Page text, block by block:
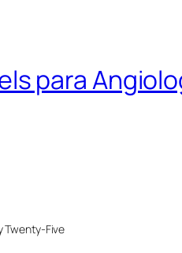
para
Twenty-Five